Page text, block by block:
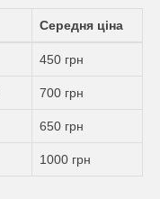
Середня ціна
450 грн
700 грн
650 грн
1000 грн